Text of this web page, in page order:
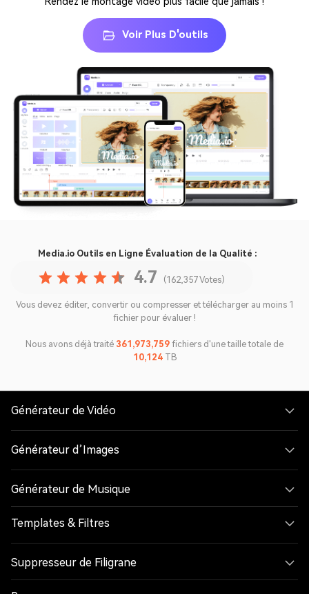
Voir Plus D'outils
Media.io Outils en Ligne Évaluation de la Qualité :
4.7 (162,357 Votes)
Vous devez éditer, convertir ou compresser et télécharger au moins 1
fichier pour évaluer !
Nous avons déjà traité 361,973,766 fichiers d'une taille totale de
10,124TB
Générateur de Vidéo
Générateur d’Images
Générateur de Musique
Templates & Filtres
Suppresseur de Filigrane